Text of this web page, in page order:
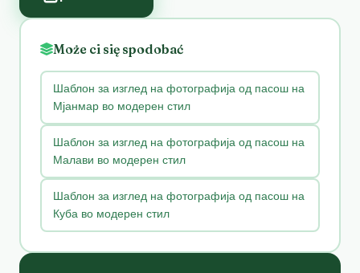
Może ci się spodobać
Шаблон за изглед на фотографија од пасош на
Мјанмар во модерен стил
Шаблон за изглед на фотографија од пасош на
Малави во модерен стил
Шаблон за изглед на фотографија од пасош на
Куба во модерен стил